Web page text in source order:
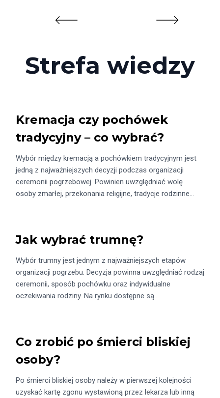
Strefa wiedzy
Kremacja czy pochówek
tradycyjny – co wybrać?
Wybór między kremacją a pochówkiem tradycyjnym jest
jedną z najważniejszych decyzji podczas organizacji
ceremonii pogrzebowej. Powinien uwzględniać wolę
osoby zmarłej, przekonania religijne, tradycje rodzinne…
Jak wybrać trumnę?
Wybór trumny jest jednym z najważniejszych etapów
organizacji pogrzebu. Decyzja powinna uwzględniać rodzaj
ceremonii, sposób pochówku oraz indywidualne
oczekiwania rodziny. Na rynku dostępne są…
Co zrobić po śmierci bliskiej
osoby?
Po śmierci bliskiej osoby należy w pierwszej kolejności
uzyskać kartę zgonu wystawioną przez lekarza lub inną